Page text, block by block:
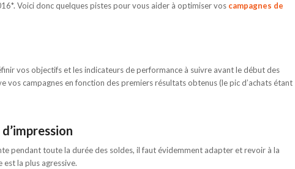
Voici donc quelques pistes pour vous aider à optimiser vos campagnes de
vos objectifs et les indicateurs de performance à suivre avant le début des
campagnes en fonction des premiers résultats obtenus (le pic d’achats étant
pendant toute la durée des soldes, il faut évidemment adapter et revoir à la
est la plus agressive.